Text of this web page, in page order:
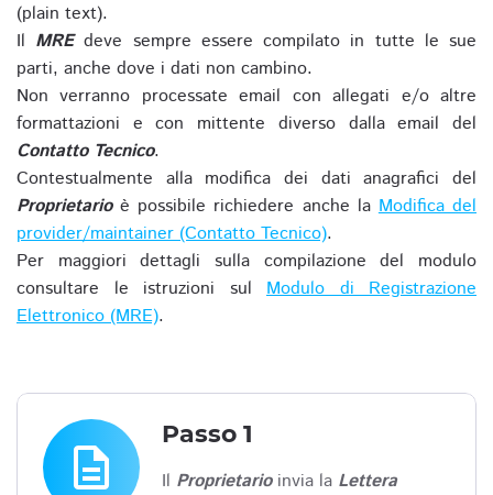
(plain text).
Il MREdeve sempre essere compilato in tutte le sue
parti, anche dove i dati non cambino.
Non verranno processate email con allegati e/o altre
formattazioni e con mittente diverso dalla email del
Contatto Tecnico.
Contestualmente alla modifica dei dati anagrafici del
Proprietarioè possibile richiedere anche laModifica del
provider/maintainer (Contatto Tecnico).
Per maggiori dettagli sulla compilazione del modulo
consultare le istruzioni sul Modulo di Registrazione
Elettronico (MRE).
description
Passo 1
Il Proprietarioinvia la Lettera